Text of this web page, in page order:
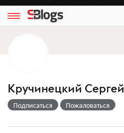
Кручинецкий Сергей
Подписаться Пожаловаться